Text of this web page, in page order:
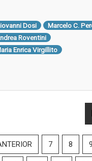
Dosi
Marcelo C.
Roventini
Enrica Virgillito
7 8 9